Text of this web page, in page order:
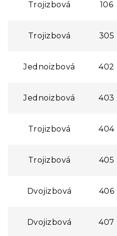
Trojizbová 106
Trojizbová 305
Jednoizbová 402
Jednoizbová 403
Trojizbová 404
Trojizbová 405
Dvojizbová 406
Dvojizbová 407